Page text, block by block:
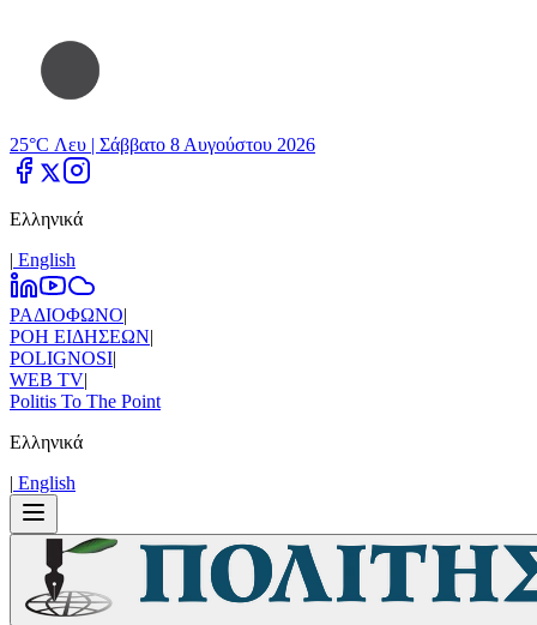
25°C Λευ | Σάββατο 8 Αυγούστου 2026
Ελληνικά
| Εnglish
ΡΑΔΙΟΦΩΝΟ|
ΡΟΗ ΕΙΔΗΣΕΩΝ|
POLIGNOSI|
WEB TV|
Politis To The Point
Ελληνικά
| Εnglish